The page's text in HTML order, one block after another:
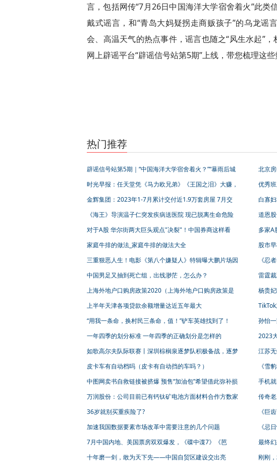
言，包括网传“7月26日中国海洋大学宿舍着火”此类
戴式谣言，和“青岛大妈疑拐走商贩孩子”的乌龙谣
会、高温天气的热点事件，谣言也随之“风生水起”
网上辟谣平台“辟谣信号站第5期”上线，带您梳理这些
热门推荐
辟谣信号站第5期｜“中国海洋大学宿舍着火？”“暴雨后城
北京
时光早报：任天堂凭《马力欧兄弟》《王国之泪》大赚，
优秀
金辉集团：2023年1-7月累计交付近1.9万套房屋 7月交
白寡
《海王》导演温子仁突发疾病送医院 现已脱离生命危险
道恩
对于A股 华尔街两大巨头观点"决裂"！中国券商这样看
多家A
家庭牛排的做法_家庭牛排的做法大全
股市
三重狠恶人生！电影《第八个嫌疑人》特辑曝大鹏片场因
《忍
中国男足又抽到死亡组，出线渺茫，怎么办？
雷霆
上海外地户口购房政策2020（上海外地户口购房政策是
杨贵
上半年天津各项贷款余额增量达近五年最大
“用我一条命，换村民三条命，值！”铲车英雄找到了！
孙怡
一年四季的划分标准 一年四季的正确划分是怎样的
2023
​如歌高尔夫队际联赛丨深圳棕榈泉逐梦队积极备战，逐梦
江苏
皮卡车有自动档吗（皮卡有自动挡的车吗？）
《雪
中图网卖书自救链接被挤爆 预售“加油包”希望借此弥补损
手机
万润股份：公司目前已有钙钛矿电池方面材料合作方数家
传奇
36岁就别买重疾险了?
《巨
加速我国数据要素市场改革中需要注意的几个问题
《忌
7月中国内地、美国票房双双爆发，《碟中谍7》《芭
最终
十年磨一剑，敢为天下先——中国自贸区建设交出亮
刚刚